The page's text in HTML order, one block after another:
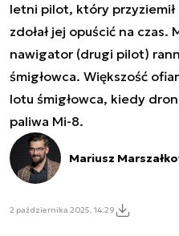
letni pilot, który przyziemił
zdołał jej opuścić na czas.
nawigator (drugi pilot)
śmigłowca. Większość
lotu śmigłowca, kiedy
paliwa Mi-8.
Mariusz
2 października 2025, 14:29